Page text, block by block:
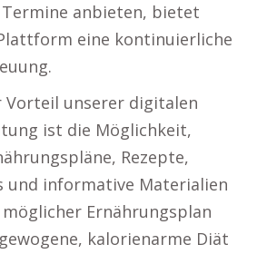
anbieten, bietet
eine kontinuierliche
Vorteil unserer digitalen
ist die Möglichkeit,
Rezepte,
und informative Materialien
Ernährungsplan
kalorienarme Diät